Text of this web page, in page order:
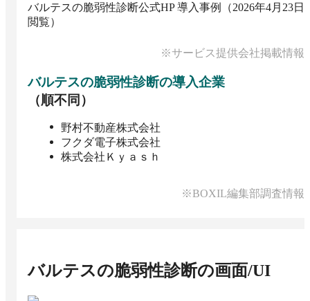
バルテスの脆弱性診断公式HP 導入事例（2026年4月23日
閲覧）
※サービス提供会社掲載情報
バルテスの脆弱性診断の導入企業
（順不同）
野村不動産株式会社
フクダ電子株式会社
株式会社Ｋｙａｓｈ
※BOXIL編集部調査情報
バルテスの脆弱性診断の画面/UI